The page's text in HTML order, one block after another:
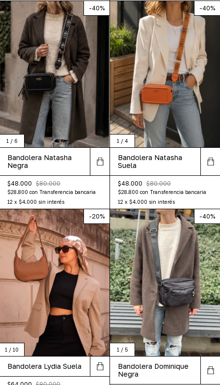
1 / 6
-40%
Bandolera Natasha
Negra
$48.000 $80.000
$28.800 con Transferencia bancaria
12 x $4.000 sin interés
1 / 4
-40%
Bandolera Natasha
Suela
$48.000 $80.000
$28.800 con Transferencia bancaria
12 x $4.000 sin interés
1 / 10
-20%
Bandolera Lydia Suela
1 / 5
-40%
Bandolera Dominique
Negra